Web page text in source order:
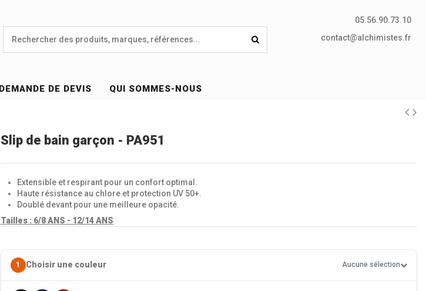
05.56.90.73.10
contact@alchimistes.fr
DEMANDE DE DEVIS QUI SOMMES-NOUS
Slip de bain garçon - PA951
Extensible et respirant pour un confort optimal.
Haute résistance au chlore et protection UV 50+.
Doublé devant pour une meilleure opacité.
Tailles : 6/8 ANS - 12/14 ANS
1 Choisir une couleur Aucune sélection